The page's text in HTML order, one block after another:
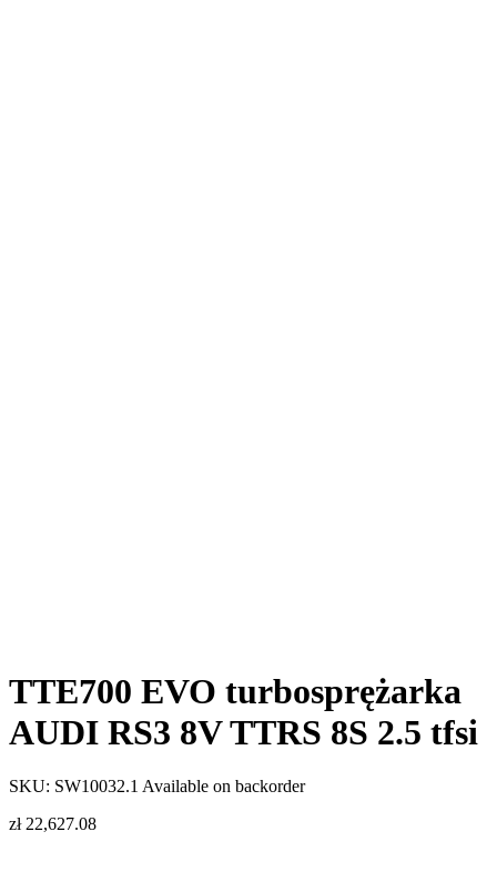
TTE700 EVO turbosprężarka
AUDI RS3 8V TTRS 8S 2.5 tfsi
SKU: SW10032.1 Available on backorder
zł22,627.08